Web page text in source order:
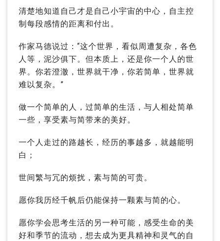
清楚地知道自己才是自己小宇宙的中心，自主控
制每段感情的距离和付出。
作家马德说过：“这个世界，看似周遭复杂，各色
人等，泥沙俱下。但本质上，还是你一个人的世
界。你若澄澈，世界就干净，你若简单，世界就
难以复杂。”
做一个简单的人，过简单的生活，与人相处简单
一些，享受素与简带来的美好。
一个人走过的路越长，经历的事越多，就越能明
白；
世间繁与冗的烦扰，素与简的可贵。
愿你我历经千帆后仍能保持一颗素与简的心。
愿你学会思考生活的另一种可能，感受生命的美
好和季节的流动，想去成为更具精神和灵气的自